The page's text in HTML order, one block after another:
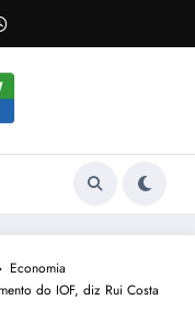
Economia
do IOF, diz Rui Costa